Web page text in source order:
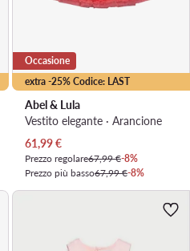
extra -25% Codice: LAST
Occasione
Abel & Lula
Vestito elegante · Arancione
Prezzo attuale
61,99€
Prezzo regolare67,99 €-8%
Prezzo più basso67,99 €-8%